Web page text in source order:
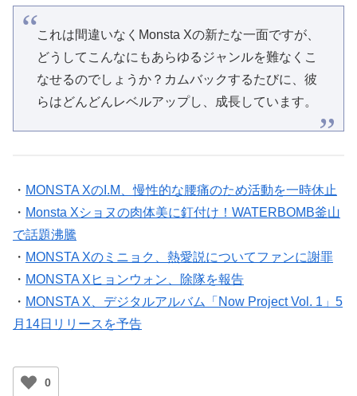
これは間違いなくMonsta Xの新たな一面ですが、
どうしてこんなにもあらゆるジャンルを難なくこ
なせるのでしょうか？カムバックするたびに、彼
らはどんどんレベルアップし、成長しています。
・ MONSTA XのI.M、慢性的な腰痛のため活動を一時休止
・ Monsta Xショヌの肉体美に釘付け！WATERBOMB釜山
で話題沸騰
・ MONSTA Xのミニョク、熱愛説についてファンに謝罪
・ MONSTA Xヒョンウォン、除隊を報告
・ MONSTA X、デジタルアルバム「Now Project Vol. 1」5
月14日リリースを予告
0